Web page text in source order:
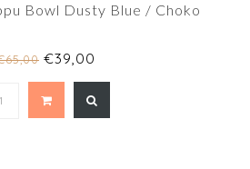
Bowl Dusty Blue / Choko
€39,00